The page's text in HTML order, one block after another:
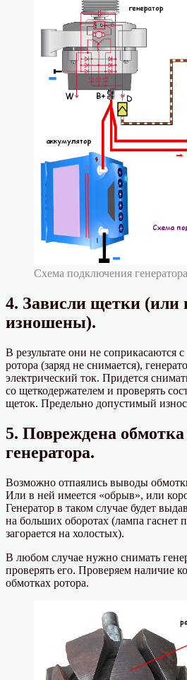
Схема подключения
4. Зависли щетки (или
изношены).
В результате они не соприкасаются
ротора (заряд не снимается),
электрический ток. Придется
со щеткодержателем и проверять
щеток. Предельно допустимый
5. Повреждена
генератора.
Возможно отпаялись выводы
Или в ней имеется «обрыв», или
Генератор в таком случае будет
на больших оборотах (лампа гаснет
загорается на холостых).
В любом случае нужно снимать
проверять его. Проверяем наличие
обмотках ротора.